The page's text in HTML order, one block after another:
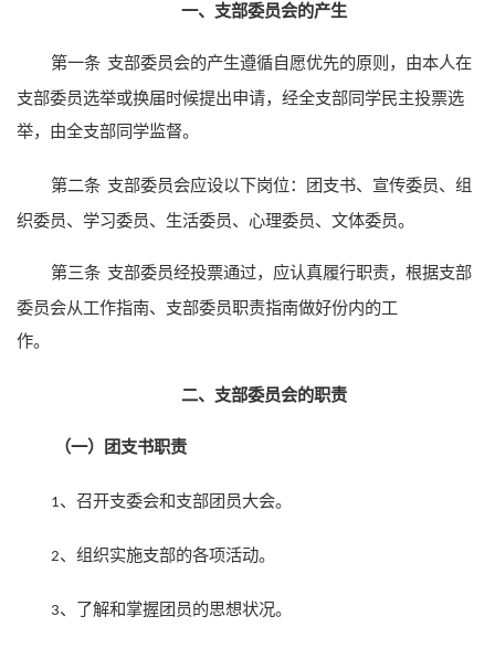
一、支部委员会的产生
第一条 支部委员会的产生遵循自愿优先的原则，由本人在
支部委员选举或换届时候提出申请，经全支部同学民主投票选
举，由全支部同学监督。
第二条 支部委员会应设以下岗位：团支书、宣传委员、组
织委员、学习委员、生活委员、心理委员、文体委员。
第三条 支部委员经投票通过，应认真履行职责，根据支部
委员会从工作指南、支部委员职责指南做好份内的工
作。
二、支部委员会的职责
（一）团支书职责
1、召开支委会和支部团员大会。
2、组织实施支部的各项活动。
3、了解和掌握团员的思想状况。